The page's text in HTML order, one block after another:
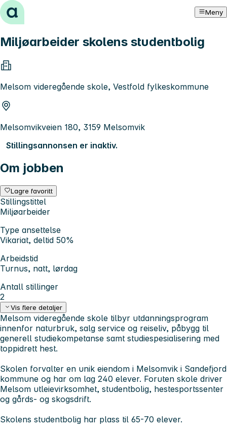
Hopp til innhold Meny
Miljøarbeider skolens studentbolig
Melsom videregående skole, Vestfold fylkeskommune
Melsomvikveien 180, 3159 Melsomvik
Stillingsannonsen er inaktiv.
Om jobben
Lagre favoritt
Stillingstittel
Miljøarbeider
Type ansettelse
Vikariat, deltid 50%
Arbeidstid
Turnus, natt, lørdag
Antall stillinger
2
Vis flere detaljer
Melsom videregående skole tilbyr utdanningsprogram
innenfor naturbruk, salg service og reiseliv, påbygg til
generell studiekompetanse samt studiespesialisering med
toppidrett hest.
Skolen forvalter en unik eiendom i Melsomvik i Sandefjord
kommune og har om lag 240 elever. Foruten skole driver
Melsom utleievirksomhet, studentbolig, hestesportssenter
og gårds- og skogsdrift.
Skolens studentbolig har plass til 65-70 elever.